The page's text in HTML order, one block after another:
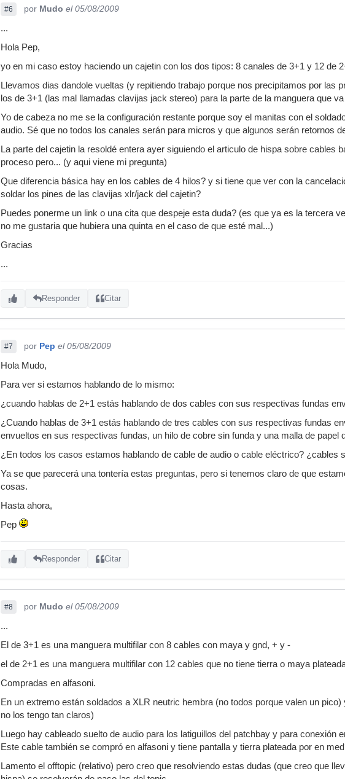
#6 por Mudo el 05/08/2009
...
Hola Pep,
yo en mi caso estoy haciendo un cajetin con los dos tipos: 8 canales de 3+1 y 12 de
Llevamos dias dandole vueltas (y repitiendo trabajo porque nos precipitamos por las
los de 3+1 (las mal llamadas clavijas jack stereo) para la parte de la manguera que
Yo de cabeza no me se la configuración restante porque soy el manitas con el
audio. Sé que no todos los canales serán para micros y que algunos serán retornos
La parte del cajetin la resoldé entera ayer siguiendo el articulo de hispa sobre cables
proceso pero... (y aqui viene mi pregunta)
Que diferencia básica hay en los cables de 4 hilos? y si tiene que ver con la
soldar los pines de las clavijas xlr/jack del cajetin?
Puedes ponerme un link o una cita que despeje esta duda? (es que ya es la tercera
no me gustaria que hubiera una quinta en el caso de que esté mal...)
Gracias
...
Responder Citar
#7 por Pep el 05/08/2009
Hola Mudo,
Para ver si estamos hablando de lo mismo:
¿cuando hablas de 2+1 estás hablando de dos cables con sus respectivas fundas
¿Cuando hablas de 3+1 estás hablando de tres cables con sus respectivas fundas
envueltos en sus respectivas fundas, un hilo de cobre sin funda y una malla de papel
¿En todos los casos estamos hablando de cable de audio o cable eléctrico? ¿cables
Ya se que parecerá una tontería estas preguntas, pero si tenemos claro de que
cosas.
Hasta ahora,
Pep
Responder Citar
#8 por Mudo el 05/08/2009
...
El de 3+1 es una manguera multifilar con 8 cables con maya y gnd, + y -
el de 2+1 es una manguera multifilar con 12 cables que no tiene tierra o maya
Compradas en alfasoni.
En un extremo están soldados a XLR neutric hembra (no todos porque valen un
no los tengo tan claros)
Luego hay cableado suelto de audio para los latiguillos del patchbay y para conexión
Este cable también se compró en alfasoni y tiene pantalla y tierra plateada por en
Lamento el offtopic (relativo) pero creo que resolviendo estas dudas (que creo que